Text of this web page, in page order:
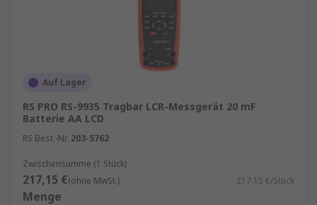
Auf Lager
RS PRO RS-9935 Tragbar LCR-Messgerät 20 mF
Batterie AA LCD
RS Best.-Nr. 203-5762
Zwischensumme (1 Stück)
217,15 €(ohne MwSt.) 217,15 €/Stück
Menge